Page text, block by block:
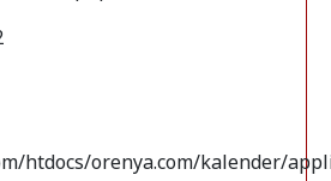
htdocs/orenya.com/kalender/